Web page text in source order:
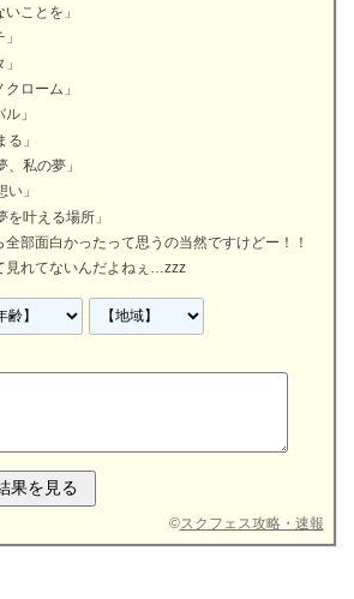
ことを」
ローム」
」
」
私の夢」
」
叶える場所」
全部面白かったって思うの当然ですけどー！！
見れてないんだよねぇ…zzz
©スクフェス攻略・速報